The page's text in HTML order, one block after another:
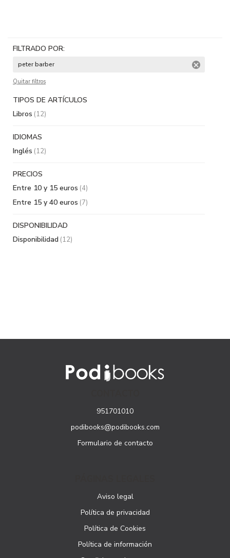
FILTRADO POR:
peter barber
Quitar filtros
TIPOS DE ARTÍCULOS
Libros (12)
IDIOMAS
Inglés (12)
PRECIOS
Entre 10 y 15 euros (4)
Entre 15 y 40 euros (7)
DISPONIBILIDAD
Disponibilidad (12)
951701010
podibooks@podibooks.com
Formulario de contacto
Aviso legal
Política de privacidad
Política de Cookies
Política de información